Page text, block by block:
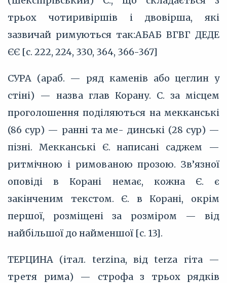
трьох чотиривіршів і двовірша, які
зазвичай римуються так:АБАБ ВГВГ ДЕДЕ
ЄЄ [с. 222, 224, 330, 364, 366-367]
СУРА (араб. — ряд каменів або цеглин у
стіні) — назва глав Корану. С. за місцем
проголошення поділяються на мекканські
(86 сур) — ранні та ме- динські (28 сур) —
пізні. Мекканські Є. написані саджем —
ритмічною і римованою прозою. Зв’язної
оповіді в Корані немає, кожна Є. є
закінченим текстом. Є. в Корані, окрім
першої, розміщені за розміром — від
найбільшої до найменшої [с. 13].
ТЕРЦИНА (італ. terzina, від terza гіта —
третя рима) — строфа з трьох рядків